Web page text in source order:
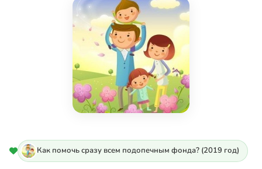
Как помочь сразу всем подопечным фонда? (2019 год)